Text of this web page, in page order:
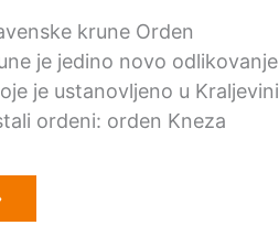
krune Orden
je jedino novo odlikovanje
je ustanovljeno u Kraljevini
ordeni: orden Kneza